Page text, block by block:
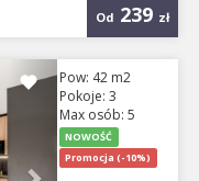
Od 239 zł
NextPow: 42 m2
Pokoje: 3
Max osób: 5
NOWOŚĆ
Promocja (-10%)